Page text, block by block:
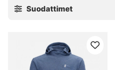
Suodattimet